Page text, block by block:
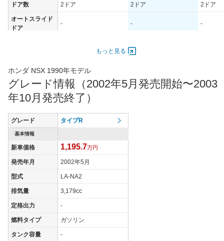
ドア数 2ドア 2ドア 2ドア
オートスライド
ドア
- - -
206.00 [280]/ 7,300 206.00 [280]/ 7,300
最高トルク 304 [31]/ 5,300
過給機 - - -
タイヤ
(前)
215/40R17 83Y
タイヤサイズ
(後)
街地)
-
WLTCモード(郊
外)
WLTCモード(高
-
もっと見る
ホンダ NSX 1990年モデル
グレード情報（2002年5月発売開始〜2003
年10月発売終了）
グレード タイプR
基本情報
新車価格 1,195.7万円
発売年月 2002年5月
型式 LA-NA2
排気量 3,179cc
定格出力 -
燃料タイプ ガソリン
タンク容量 -